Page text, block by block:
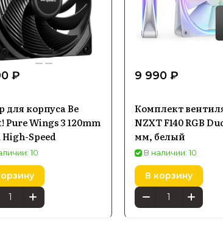
₽
для корпуса Be
Pure Wings 3 120mm
High-Speed
10
9 990 ₽
Комплект
NZXT F140 RGB
мм, белый
В наличии: 10
В корзину